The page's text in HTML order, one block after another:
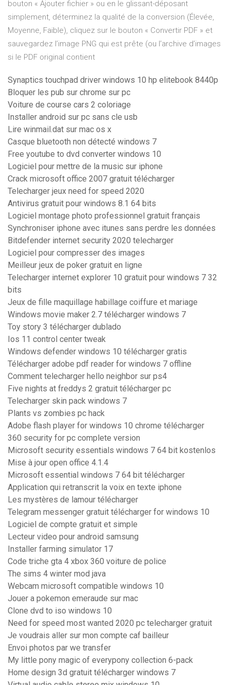
bouton « Ajouter fichier » ou en le glissant-déposant
simplement, déterminez la qualité de la conversion (Élevée,
Moyenne, Faible), cliquez sur le bouton « Convertir PDF » et
sauvegardez l’image PNG qui est prête (ou l’archive d’images
si le PDF original contient
Synaptics touchpad driver windows 10 hp elitebook 8440p
Bloquer les pub sur chrome sur pc
Voiture de course cars 2 coloriage
Installer android sur pc sans cle usb
Lire winmail.dat sur mac os x
Casque bluetooth non détecté windows 7
Free youtube to dvd converter windows 10
Logiciel pour mettre de la music sur iphone
Crack microsoft office 2007 gratuit télécharger
Telecharger jeux need for speed 2020
Antivirus gratuit pour windows 8.1 64 bits
Logiciel montage photo professionnel gratuit français
Synchroniser iphone avec itunes sans perdre les données
Bitdefender internet security 2020 telecharger
Logiciel pour compresser des images
Meilleur jeux de poker gratuit en ligne
Telecharger internet explorer 10 gratuit pour windows 7 32
bits
Jeux de fille maquillage habillage coiffure et mariage
Windows movie maker 2.7 télécharger windows 7
Toy story 3 télécharger dublado
Ios 11 control center tweak
Windows defender windows 10 télécharger gratis
Télécharger adobe pdf reader for windows 7 offline
Comment telecharger hello neighbor sur ps4
Five nights at freddys 2 gratuit télécharger pc
Telecharger skin pack windows 7
Plants vs zombies pc hack
Adobe flash player for windows 10 chrome télécharger
360 security for pc complete version
Microsoft security essentials windows 7 64 bit kostenlos
Mise à jour open office 4.1.4
Microsoft essential windows 7 64 bit télécharger
Application qui retranscrit la voix en texte iphone
Les mystères de lamour télécharger
Telegram messenger gratuit télécharger for windows 10
Logiciel de compte gratuit et simple
Lecteur video pour android samsung
Installer farming simulator 17
Code triche gta 4 xbox 360 voiture de police
The sims 4 winter mod java
Webcam microsoft compatible windows 10
Jouer a pokemon emeraude sur mac
Clone dvd to iso windows 10
Need for speed most wanted 2020 pc telecharger gratuit
Je voudrais aller sur mon compte caf bailleur
Envoi photos par we transfer
My little pony magic of everypony collection 6-pack
Home design 3d gratuit télécharger windows 7